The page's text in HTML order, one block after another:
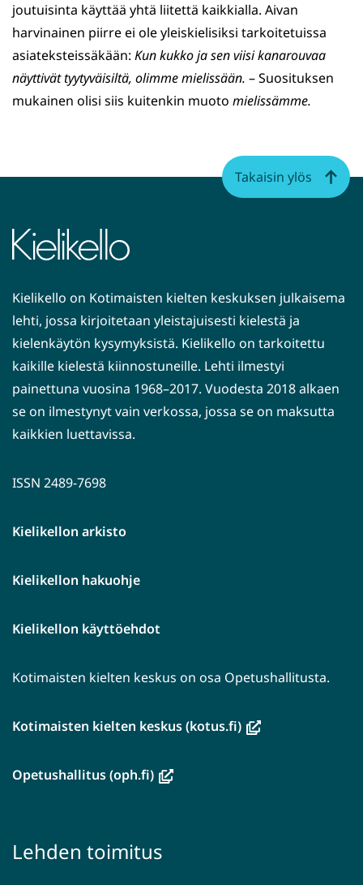
joutuisinta käyttää yhtä liitettä kaikkialla. Aivan
harvinainen piirre ei ole yleiskielisiksi tarkoitetuissa
asiateksteissäkään: Kun kukko ja sen viisi kanarouvaa
näyttivät tyytyväisiltä, olimme mielissään. – Suosituksen
mukainen olisi siis kuitenkin muoto mielissämme.
Kielikello on Kotimaisten kielten keskuksen julkaisema
lehti, jossa kirjoitetaan yleistajuisesti kielestä ja
kielenkäytön kysymyksistä. Kielikello on tarkoitettu
kaikille kielestä kiinnostuneille. Lehti ilmestyi
painettuna vuosina 1968–2017. Vuodesta 2018 alkaen
se on ilmestynyt vain verkossa, jossa se on maksutta
kaikkien luettavissa.
ISSN 2489-7698
Kielikellon arkisto
Kielikellon hakuohje
Kielikellon käyttöehdot
Kotimaisten kielten keskus on osa Opetushallitusta.
Kotimaisten kielten keskus (kotus.fi)(avautuu
Opetushallitus (oph.fi)(avautuu
toiseen
Lehden toimitus
Takaisin ylös